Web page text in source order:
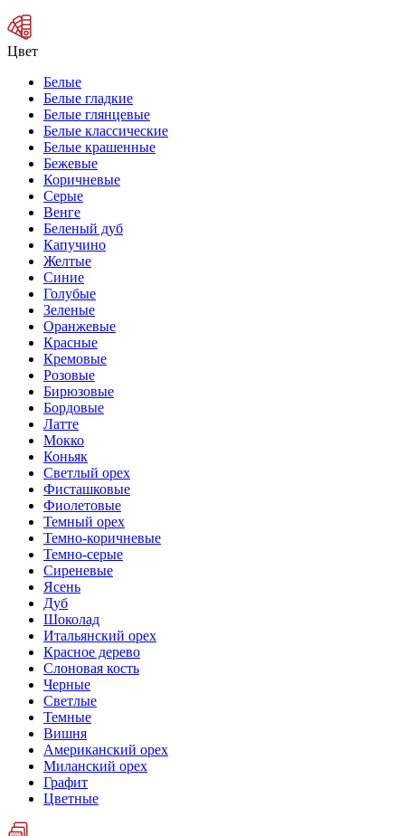
Цвет
Белые
Белые гладкие
Белые глянцевые
Белые классические
Белые крашенные
Бежевые
Коричневые
Серые
Венге
Беленый дуб
Капучино
Желтые
Синие
Голубые
Зеленые
Оранжевые
Красные
Кремовые
Розовые
Бирюзовые
Бордовые
Латте
Мокко
Коньяк
Светлый орех
Фисташковые
Фиолетовые
Темный орех
Темно-коричневые
Темно-серые
Сиреневые
Ясень
Дуб
Шоколад
Итальянский орех
Красное дерево
Слоновая кость
Черные
Светлые
Темные
Вишня
Американский орех
Миланский орех
Графит
Цветные